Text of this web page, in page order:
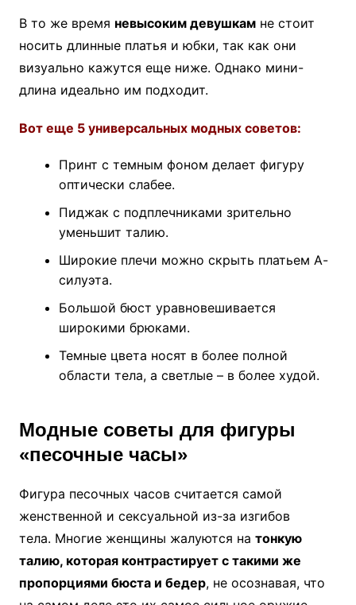
В то же время невысоким девушкамне стоит
носить длинные платья и юбки, так как они
визуально кажутся еще ниже. Однако мини-
длина идеально им подходит.
Вот еще 5 универсальных модных советов:
Принт с темным фоном делает фигуру
оптически слабее.
Пиджак с подплечниками зрительно
уменьшит талию.
Широкие плечи можно скрыть платьем А-
силуэта.
Большой бюст уравновешивается
широкими брюками.
Темные цвета носят в более полной
области тела, а светлые – в более худой.
Модные советы для фигуры
«песочные часы»
Фигура песочных часов считается самой
женственной и сексуальной из-за изгибов
тела. Многие женщины жалуются на тонкую
талию, которая контрастирует с такими же
пропорциями бюста и бедер, не осознавая, что